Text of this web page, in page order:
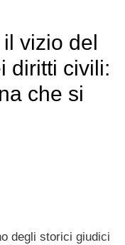
vizio del
diritti civili:
che si
degli storici giudici